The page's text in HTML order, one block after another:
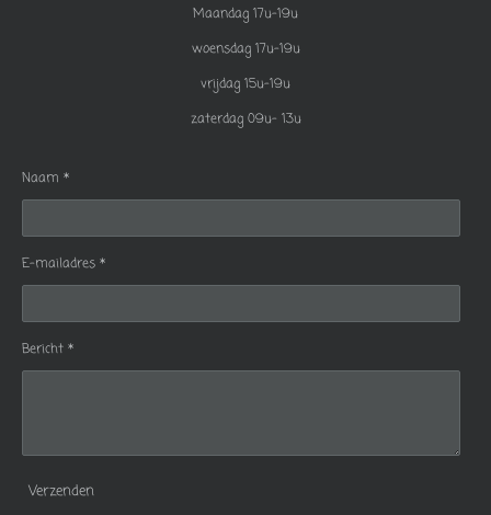
Maandag 17u-19u
woensdag 17u-19u
vrijdag 15u-19u
zaterdag 09u- 13u
Naam *
E-mailadres *
Bericht *
Verzenden